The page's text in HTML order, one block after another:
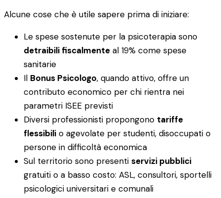
Alcune cose che è utile sapere prima di iniziare:
Le spese sostenute per la psicoterapia sono
detraibili fiscalmente al 19% come spese
sanitarie
Il Bonus Psicologo, quando attivo, offre un
contributo economico per chi rientra nei
parametri ISEE previsti
Diversi professionisti propongono tariffe
flessibili o agevolate per studenti, disoccupati o
persone in difficoltà economica
Sul territorio sono presenti servizi pubblici
gratuiti o a basso costo: ASL, consultori, sportelli
psicologici universitari e comunali